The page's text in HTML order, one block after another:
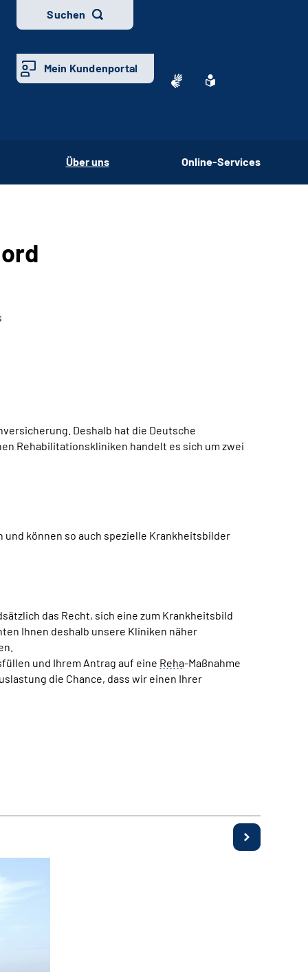
Suchen
Mein Kundenportal
Über uns Online-Services
Deshalb hat die Deutsche
Rehabilitationskliniken handelt es sich um zwei
können so auch spezielle Krankheitsbilder
das Recht, sich eine zum Krankheitsbild
Ihnen deshalb unsere Kliniken näher
und Ihrem Antrag auf eine Reha-Maßnahme
die Chance, dass wir einen Ihrer